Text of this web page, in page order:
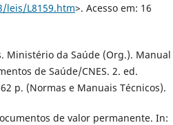
leis/L8159.htm>. Acesso em: 16
Ministério da Saúde (Org.). Manual
de Saúde/CNES. 2. ed.
p. (Normas e Manuais Técnicos).
de valor permanente. In: